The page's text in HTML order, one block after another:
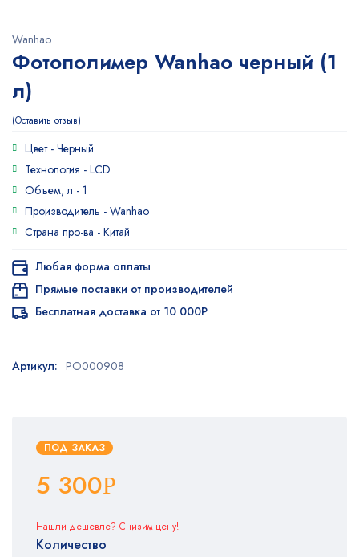
Wanhao
Фотополимер Wanhao черный (1
л)
Оставить отзыв
Цвет - Черный
Технология - LCD
Объем, л - 1
Производитель - Wanhao
Страна про-ва - Китай
ПОД ЗАКАЗ
5 300Р
Нашли дешевле? Снизим цену!
Количество
Любая форма оплаты
Прямые поставки от производителей
Бесплатная доставка от 10 000Р
Артикул: PO000908